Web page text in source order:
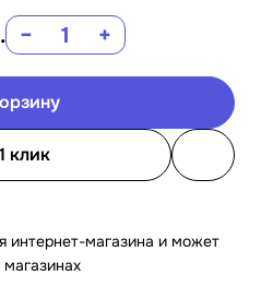
− +
клик
интернет-магазина и может